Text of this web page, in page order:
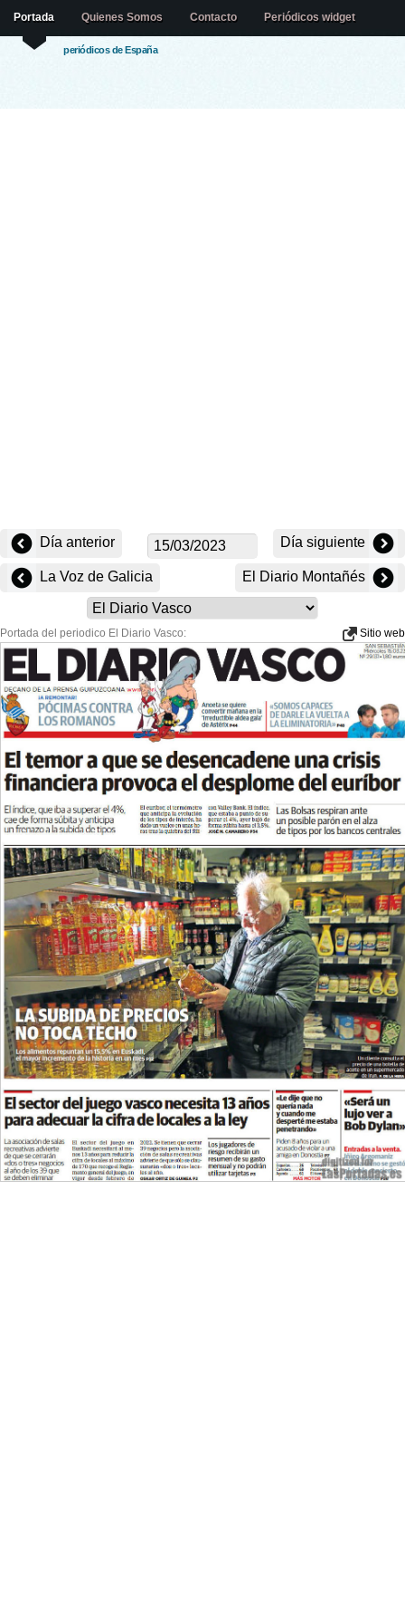
periódicos de España
Portada Quienes Somos Contacto Periódicos widget
Día anterior Día siguiente
La Voz de Galicia El Diario Montañés
Portada del periodico El Diario Vasco: Sitio web